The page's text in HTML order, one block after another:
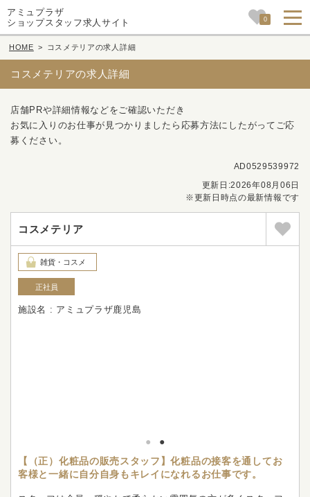
アミュプラザ
ショップスタッフ求人サイト
0
HOME > コスメテリアの求人詳細
コスメテリアの求人詳細
店舗PRや詳細情報などをご確認いただき
お気に入りのお仕事が見つかりましたら応募方法にしたがってご応
募ください。
AD0529539972
更新日:2026年08月06日
※更新日時点の最新情報です
コスメテリア
雑貨・コスメ
正社員
施設名 : アミュプラザ鹿児島
【（正）化粧品の販売スタッフ】化粧品の接客を通してお
客様と一緒に自分自身もキレイになれるお仕事です。